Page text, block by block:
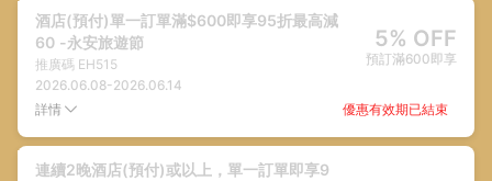
酒店(預付)單一訂單滿$600即享95折最高減
60 -永安旅遊節
推廣碼 EH515
2026.06.08-2026.06.14
5% OFF
預訂滿600即享
詳情 優惠有效期已結束
連續2晚酒店(預付)或以上，單一訂單即享9